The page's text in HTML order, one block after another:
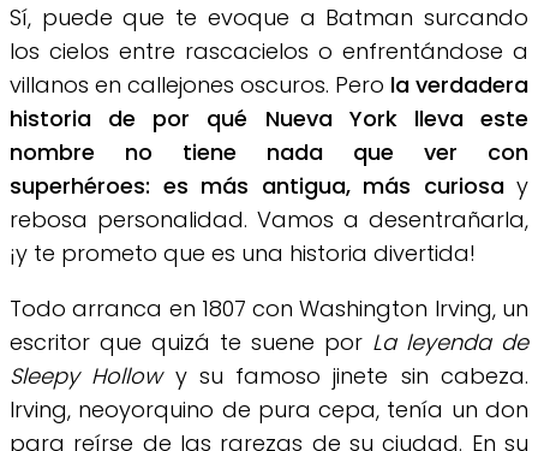
Sí, puede que te evoque a Batman surcando
los cielos entre rascacielos o enfrentándose a
villanos en callejones oscuros. Pero la verdadera
historia de por qué Nueva York lleva este
nombre no tiene nada que ver con
superhéroes: es más antigua, más curiosay
rebosa personalidad. Vamos a desentrañarla,
¡y te prometo que es una historia divertida!
Todo arranca en 1807 con Washington Irving, un
escritor que quizá te suene por La leyenda de
Sleepy Hollowy su famoso jinete sin cabeza.
Irving, neoyorquino de pura cepa, tenía un don
para reírse de las rarezas de su ciudad. En su